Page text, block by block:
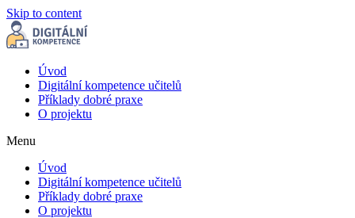
Skip to content
Úvod
Digitální kompetence učitelů
Příklady dobré praxe
O projektu
Menu
Úvod
Digitální kompetence učitelů
Příklady dobré praxe
O projektu